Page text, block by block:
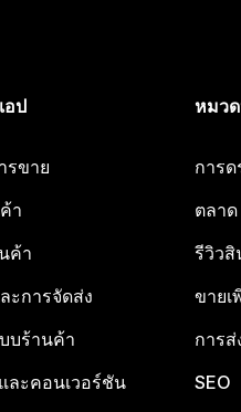
ป
รขาย
า
ค้า
ะการจัดส่ง
บร้านค้า
ละคอนเวอร์ชัน
หมว
การ
ตลาด
รีวิว
ขายเ
การส่
SEO